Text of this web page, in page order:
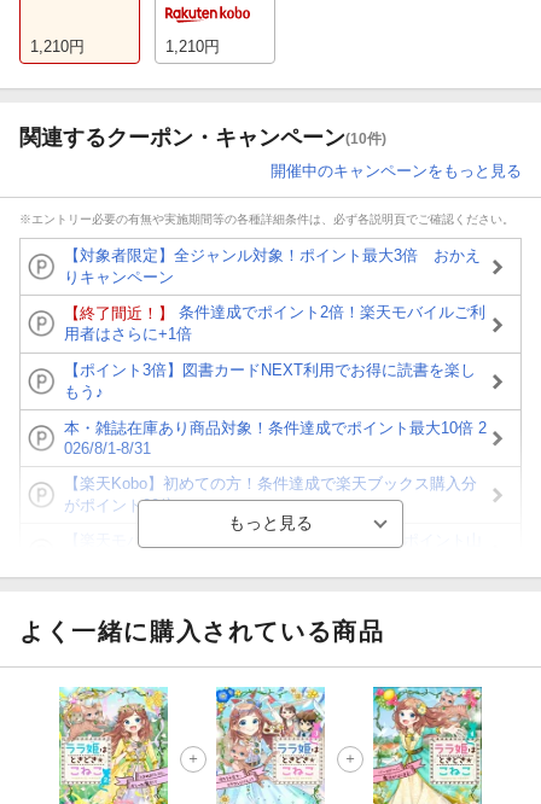
1,210円 1,210円
関連するクーポン・キャンペーン(10件)
開催中のキャンペーンをもっと見る
※エントリー必要の有無や実施期間等の各種詳細条件は、必ず各説明頁でご確認ください。
【対象者限定】全ジャンル対象！ポイント最大3倍 おかえ
りキャンペーン
【終了間近！】
条件達成でポイント2倍！楽天モバイルご利
用者はさらに+1倍
【ポイント3倍】図書カードNEXT利用でお得に読書を楽し
もう♪
本・雑誌在庫あり商品対象！条件達成でポイント最大10倍 2
026/8/1-8/31
【楽天Kobo】初めての方！条件達成で楽天ブックス購入分
がポイント20倍
ト山分け
エントリー＆3,000円以上購入で無料データSIM（3GB/月プ
ラン）が当たる！
楽天モバイル紹介キャンペーンの拡散で300円OFFクーポン
進呈
よく一緒に購入されている商品